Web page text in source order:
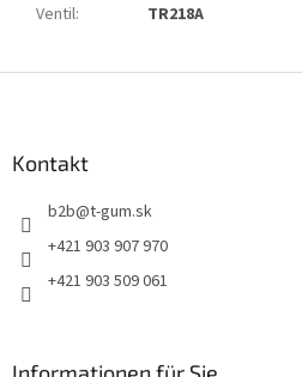
Ventil: TR218A
Kontakt
b2b@t-gum.sk
+421 903 907 970
+421 903 509 061